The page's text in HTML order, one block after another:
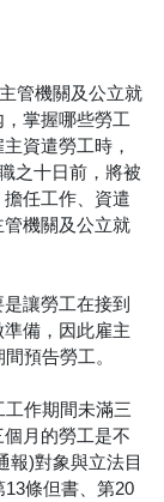
管機關及公立就
掌握哪些勞工
資遣勞工時，
之十日前，將被
任工作、資遣
機關及公立就
讓勞工在接到
備，因此雇主
預告勞工。
作期間未滿三
月的勞工是不
報)對象與立法目
條但書、第20